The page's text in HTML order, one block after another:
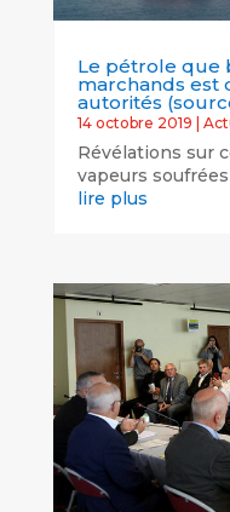
Le pétrole que
marchands est
autorités
14 octobre 2019
Révélations sur
vapeurs
lire plus